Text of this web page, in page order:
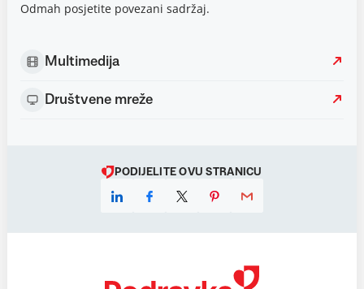
Odmah posjetite povezani sadržaj.
Multimedija
Društvene mreže
PODIJELITE OVU STRANICU